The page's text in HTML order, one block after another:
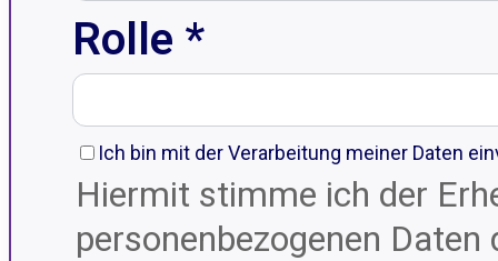
Rolle *
Ich bin mit der Verarbeitung meiner Daten
Hiermit stimme ich der
personenbezogenen